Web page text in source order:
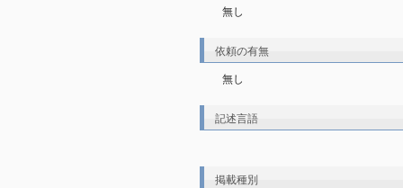
無し
依頼の有無
無し
記述言語
掲載種別